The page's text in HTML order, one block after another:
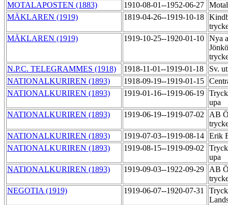
MOTALAPOSTEN (1883)
1910-08-01--1952-06-27
MÄKLAREN (1919)
1819-04-26--1919-10-18
MÄKLAREN (1919)
1919-10-25--1920-01-10 Nya
N.P.C. TELEGRAMMES (1918)
1918-11-01--1919-01-18
Sv.
NATIONALKURIREN (1893)
1918-09-19--1919-01-15
NATIONALKURIREN (1893)
1919-01-16--1919-06-19
upa
NATIONALKURIREN (1893)
1919-06-19--1919-07-02
AB
NATIONALKURIREN (1893)
1919-07-03--1919-08-14 Erik
NATIONALKURIREN (1893)
1919-08-15--1919-09-02
upa
NATIONALKURIREN (1893)
1919-09-03--1922-09-29
AB
NEGOTIA (1919)
1919-06-07--1920-07-31